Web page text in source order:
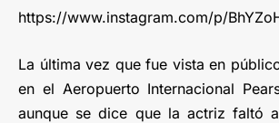
https://www.instagram.com/p/
La última vez que fue vista en
en el Aeropuerto Internacional
aunque se dice que la actriz faltó